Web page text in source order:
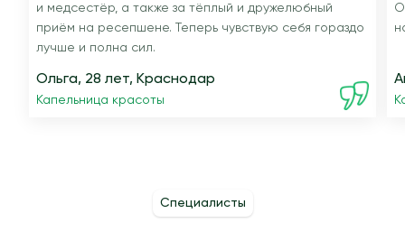
и медсестёр, а также за тёплый и дружелюбный
приём на ресепшене. Теперь чувствую себя гораздо
лучше и полна сил.
Ольга, 28 лет, Краснодар
Капельница красоты
Специалисты